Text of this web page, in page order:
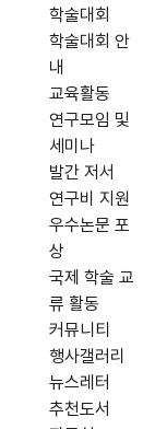
학술대회
학술대회 안
내
교육활동
연구모임 및
세미나
발간 저서
연구비 지원
우수논문 포
상
국제 학술 교
류 활동
커뮤니티
행사갤러리
뉴스레터
추천도서